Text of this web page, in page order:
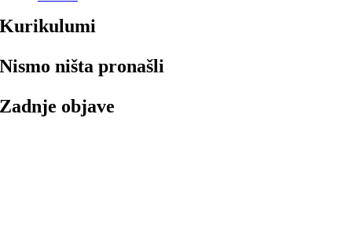
Kurikulumi
Nismo ništa pronašli
Zadnje objave